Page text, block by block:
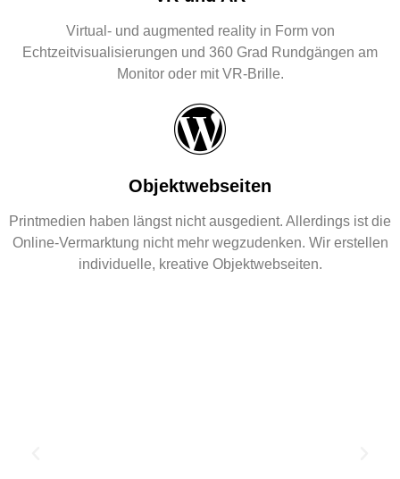
Virtual- und augmented reality in Form von
Echtzeitvisualisierungen und 360 Grad Rundgängen am
Monitor oder mit VR-Brille.
Objektwebseiten
Printmedien haben längst nicht ausgedient. Allerdings ist die
Online-Vermarktung nicht mehr wegzudenken. Wir erstellen
individuelle, kreative Objektwebseiten.